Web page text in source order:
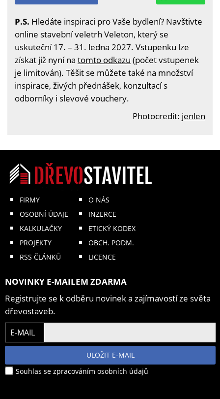
P.S. Hledáte inspiraci pro Vaše bydlení? Navštivte
online stavební veletrh Veleton, který se
uskuteční 17. – 31. ledna 2027. Vstupenku lze
získat již nyní na tomto odkazu (počet vstupenek
je limitován). Těšit se můžete také na množství
inspirace, živých přednášek, konzultací s
odborníky i slevové vouchery.
Photocredit: jenlen
FIRMY
OSOBNÍ ÚDAJE
KALKULAČKY
PROJEKTY
RSS ČLÁNKŮ
O NÁS
INZERCE
ETICKÝ KODEX
OBCH. PODM.
LICENCE
NOVINKY E-MAILEM ZDARMA
Registrujte se k odběru novinek a zajímavostí ze světa
dřevostaveb.
E-MAIL
ULOŽIT E-MAIL
Souhlas se zpracováním osobních údajů